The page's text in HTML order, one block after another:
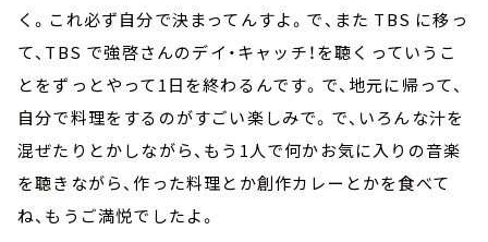
く。これ必ず自分で決まってんすよ。で、また TBS に移っ
て、TBS で強啓さんのデイ・キャッチ！を聴くっていうこ
とをずっとやって1日を終わるんです。で、地元に帰って、
自分で料理をするのがすごい楽しみで。で、いろんな汁を
混ぜたりとかしながら、もう1人で何かお気に入りの音楽
を聴きながら、作った料理とか創作カレーとかを食べて
ね、もうご満悦でしたよ。